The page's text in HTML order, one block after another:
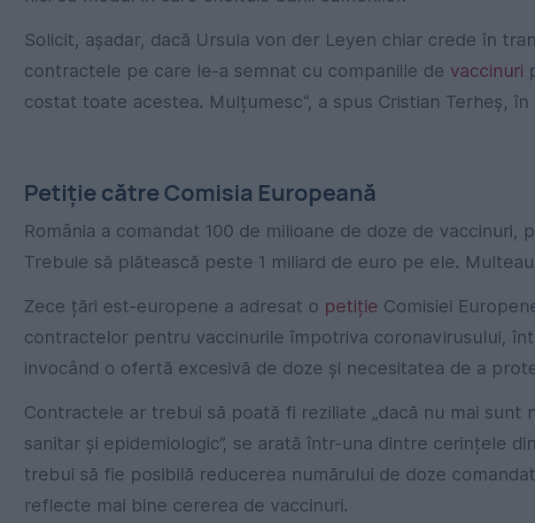
Solicit, așadar, dacă Ursula von der Leyen chiar crede în
contractele pe care le-a semnat cu companiile de vaccinuri
costat toate acestea. Mulțumesc“, a spus Cristian Terheș,
Petiție către Comisia Europeană
România a comandat 100 de milioane de doze de vaccinuri,
Trebuie să plătească peste 1 miliard de euro pe ele.
Zece țări est-europene a adresat o petiție Comisiei
contractelor pentru vaccinurile împotriva coronavirusului,
invocând o ofertă excesivă de doze și necesitatea de a
Contractele ar trebui să poată fi reziliate „dacă nu mai sunt
sanitar și epidemiologic”, se arată într-una dintre cerințele
trebui să fie posibilă reducerea numărului de doze
reflecte mai bine cererea de vaccinuri.